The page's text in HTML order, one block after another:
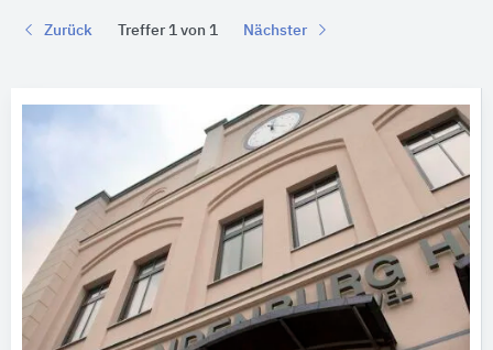
Zurück Treffer 1 von 1 Nächster